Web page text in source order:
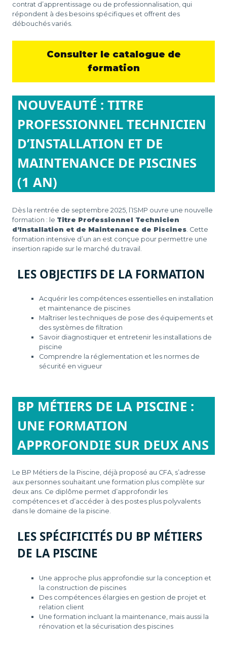
contrat d’apprentissage ou de professionnalisation, qui
répondent à des besoins spécifiques et offrent des
débouchés variés.
Consulter le catalogue de
formation
NOUVEAUTÉ : TITRE
PROFESSIONNEL TECHNICIEN
D’INSTALLATION ET DE
MAINTENANCE DE PISCINES
(1 AN)
Dès la rentrée de septembre 2025, l’ISMP ouvre une nouvelle
formation : le Titre Professionnel Technicien
d’Installation et de Maintenance de Piscines . Cette
formation intensive d’un an est conçue pour permettre une
insertion rapide sur le marché du travail.
LES OBJECTIFS DE LA FORMATION
Acquérir les compétences essentielles en installation
et maintenance de piscines
Maîtriser les techniques de pose des équipements et
des systèmes de filtration
Savoir diagnostiquer et entretenir les installations de
piscine
Comprendre la réglementation et les normes de
sécurité en vigueur
BP MÉTIERS DE LA PISCINE :
UNE FORMATION
APPROFONDIE SUR DEUX ANS
Le BP Métiers de la Piscine, déjà proposé au CFA, s’adresse
aux personnes souhaitant une formation plus complète sur
deux ans. Ce diplôme permet d’approfondir les
compétences et d’accéder à des postes plus polyvalents
dans le domaine de la piscine.
LES SPÉCIFICITÉS DU BP MÉTIERS
DE LA PISCINE
Une approche plus approfondie sur la conception et
la construction de piscines
Des compétences élargies en gestion de projet et
relation client
Une formation incluant la maintenance, mais aussi la
rénovation et la sécurisation des piscines